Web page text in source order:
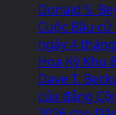
Donald S.
Cuộc Bầu
ngày 4
Hoa Kỳ Khu
Dave T.
của đảng